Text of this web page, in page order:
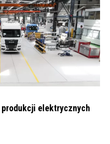
elektrycznych